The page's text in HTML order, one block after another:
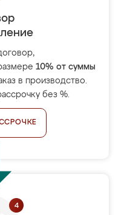
10% от суммы
в производство.
без %.